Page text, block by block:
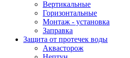
Вертикальные
Горизонтальные
Монтаж - установка
Заправка
Защита от протечек воды
Аквасторож